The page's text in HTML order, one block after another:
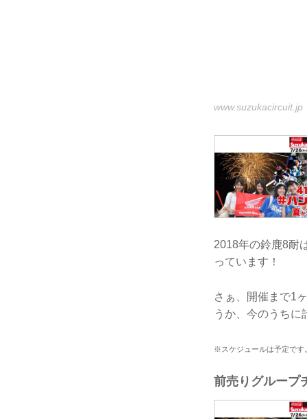
www.suzukacircuit.jp
2018年の鈴鹿8耐
っています！
さぁ、開催まで1
うか、今のうちに
※スケジュールは予定です
前売りグループ